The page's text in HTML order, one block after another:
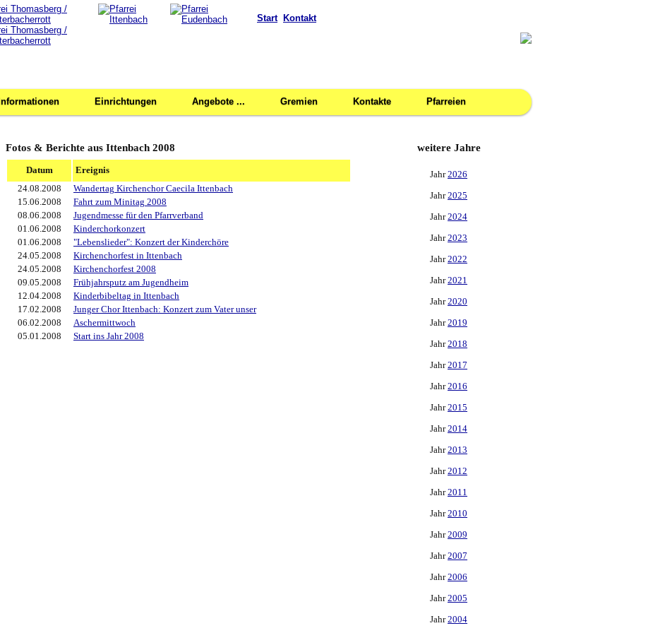
Start Kontakt
Informationen Einrichtungen Angebote ... Gremien Kontakte Pfarreien
Fotos & Berichte aus Ittenbach 2008
Datum
Ereignis
24.08.2008
Wandertag Kirchenchor Caecila Ittenbach
15.06.2008
Fahrt zum Minitag 2008
08.06.2008
Jugendmesse für den Pfarrverband
01.06.2008
Kinderchorkonzert
01.06.2008
"Lebenslieder": Konzert der Kinderchöre
24.05.2008
Kirchenchorfest in Ittenbach
24.05.2008
Kirchenchorfest 2008
09.05.2008
Frühjahrsputz am Jugendheim
12.04.2008
Kinderbibeltag in Ittenbach
17.02.2008
Junger Chor Ittenbach: Konzert zum Vater unser
06.02.2008
Aschermittwoch
05.01.2008
Start ins Jahr 2008
weitere Jahre
Jahr2026
Jahr2025
Jahr2024
Jahr2023
Jahr2022
Jahr2021
Jahr2020
Jahr2019
Jahr2018
Jahr2017
Jahr2016
Jahr2015
Jahr2014
Jahr2013
Jahr2012
Jahr2011
Jahr2010
Jahr2009
Jahr2007
Jahr2006
Jahr2005
Jahr2004